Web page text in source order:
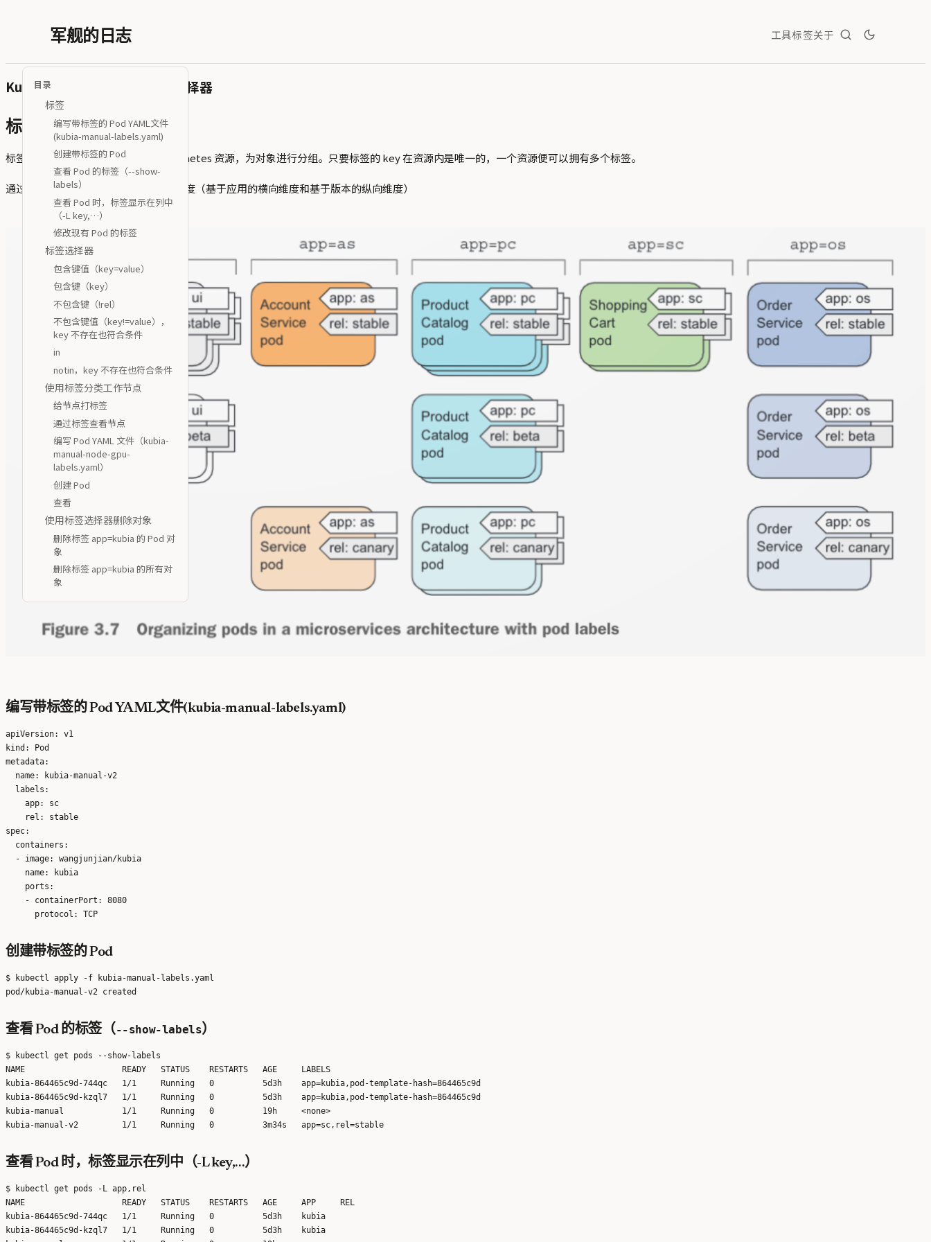
军舰的日志 工具标签关于
目录
标签
编写带标签的 Pod YAML文件
(kubia-manual-labels.yaml)
创建带标签的 Pod
查看 Pod 的标签（--show-
labels）
查看 Pod 时，标签显示在列中
（-L key,…）
修改现有 Pod 的标签
标签选择器
包含键值（key=value）
包含键（key）
不包含键（!rel）
不包含键值（key!=value），
key 不存在也符合条件
in
notin，key 不存在也符合条件
使用标签分类工作节点
给节点打标签
通过标签查看节点
编写 Pod YAML 文件（kubia-
manual-node-gpu-
labels.yaml）
创建 Pod
查看
使用标签选择器删除对象
删除标签 app=kubia 的 Pod 对
象
删除标签 app=kubia 的所有对
象
Kubernetes中的标签和标签选择器
标签
标签是键值对的形式，用于组织 Kubernetes 资源，为对象进行分组。只要标签的 key 在资源内是唯一的，一个资源便可以拥有多个标签。
通过添加两个标签将 Pod 组织为两个维度（基于应用的横向维度和基于版本的纵向维度）
编写带标签的 Pod YAML文件(kubia-manual-labels.yaml)
apiVersion: v1
kind: Pod
metadata:
  name: kubia-manual-v2
  labels:
    app: sc
    rel: stable
spec:
  containers:
  - image: wangjunjian/kubia
    name: kubia
    ports:
    - containerPort: 8080
创建带标签的 Pod
$ kubectl apply -f kubia-manual-labels.yaml
查看 Pod 的标签（--show-labels）
$ kubectl get pods --show-labels
NAME                    READY   STATUS    RESTARTS   AGE     LABELS
kubia-864465c9d-744qc   1/1     Running   0          5d3h    app=kubia,pod-template-hash=864465c9d
kubia-864465c9d-kzql7   1/1     Running   0          5d3h    app=kubia,pod-template-hash=864465c9d
kubia-manual            1/1     Running   0          19h     <none>
查看 Pod 时，标签显示在列中（-L key,…）
$ kubectl get pods -L app,rel
NAME                    READY   STATUS    RESTARTS   AGE     APP     REL
kubia-864465c9d-744qc   1/1     Running   0          5d3h    kubia
kubia-864465c9d-kzql7   1/1     Running   0          5d3h    kubia